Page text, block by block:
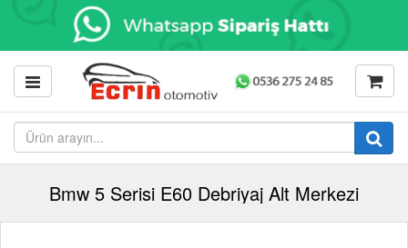
Bmw 5 Serisi E60 Debriyaj Alt Merkezi